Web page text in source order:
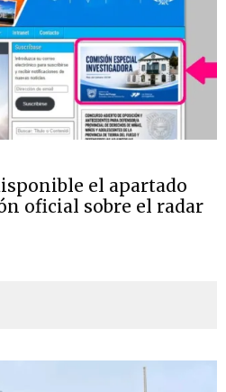
el apartado
oficial sobre el radar